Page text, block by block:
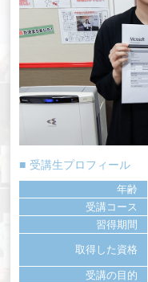
受講生プロフィール
年齢
受講コース
習得期間
取得した資格
受講の目的